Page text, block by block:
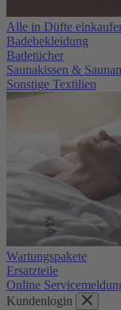
Alle in Düfte
Badebekleidung
Badetücher
Saunakissen &
Sonstige Textilien
Wartungspakete
Ersatzteile
Online
Kundenlogin